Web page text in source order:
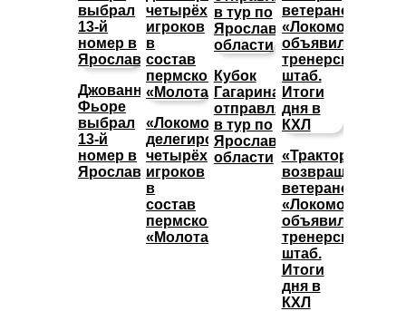
Джованни
Фьоре
выбрал
13-й
номер в
Ярославле
«Локомотив»
делегировал
четырёх
игроков
в
состав
пермского
«Молота»
Кубок
Гагарина
отправляется
в тур по
Ярославской
области «Трактор»
возвращает
ветеранов,
«Локомотив»
объявил
тренерский
штаб.
Итоги
дня в
КХЛ